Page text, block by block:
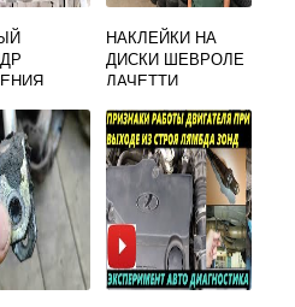
НАКЛЕЙКИ НА
ДИСКИ ШЕВРОЛЕ
ЛАЧЕТТИ